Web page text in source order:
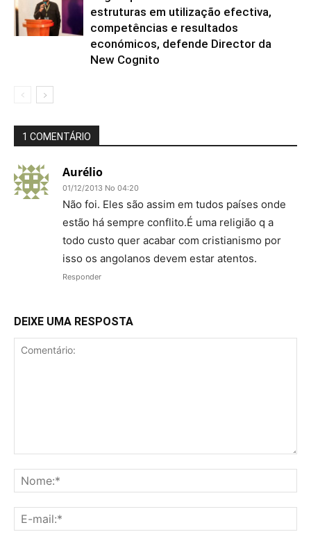
estruturas em utilização efectiva,
competências e resultados
económicos, defende Director da
New Cognito
1 COMENTÁRIO
Aurélio
01/12/2013 No 04:20
Não foi. Eles são assim em tudos países onde
estão há sempre conflito.É uma religião q a
todo custo quer acabar com cristianismo por
isso os angolanos devem estar atentos.
Responder
DEIXE UMA RESPOSTA